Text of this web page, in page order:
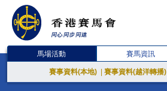
馬場活動 賽馬資訊
賽事資料(本地) 賽事資料(越洋轉播)